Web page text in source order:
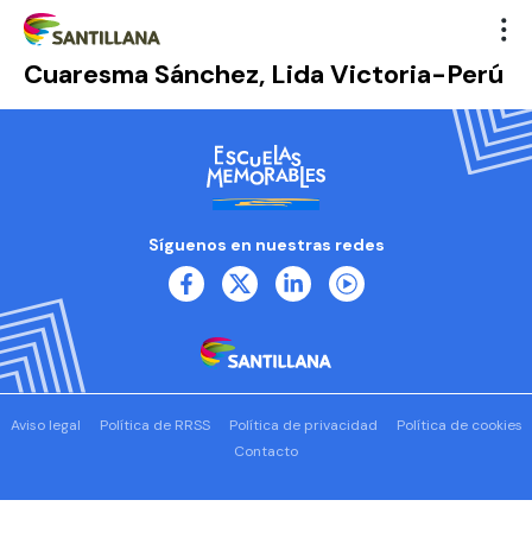
Cuaresma Sánchez, Lida Victoria-Perú
Síguenos en nuestras redes
Aviso legal Política de RRSS Política de privacidad
Política de cookies
Contacto